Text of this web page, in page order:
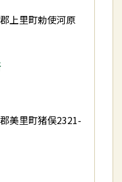
上里町勅使河原
美里町猪俣2321-